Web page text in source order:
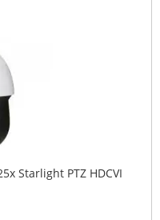
Starlight PTZ HDCVI